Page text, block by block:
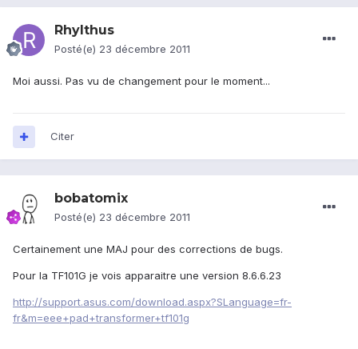
Rhylthus
Posté(e) 23 décembre 2011
Moi aussi. Pas vu de changement pour le moment...
Citer
bobatomix
Posté(e) 23 décembre 2011
Certainement une MAJ pour des corrections de bugs.
Pour la TF101G je vois apparaitre une version 8.6.6.23
http://support.asus.com/download.aspx?SLanguage=fr-
fr&m=eee+pad+transformer+tf101g